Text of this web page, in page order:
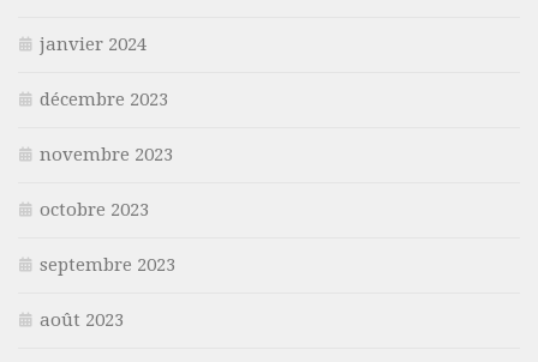
janvier 2024
décembre 2023
novembre 2023
octobre 2023
septembre 2023
août 2023